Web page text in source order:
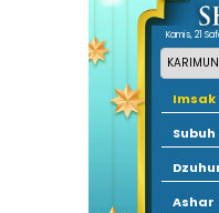
Kamis, 21
Imsak
Subuh
Ashar